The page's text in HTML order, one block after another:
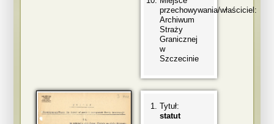
przechowywania/właściciel:
Archiwum
Straży
Granicznej
w
Szczecinie
Tytuł:
statut